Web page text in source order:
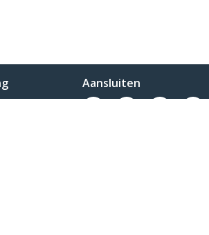
Aansluiten